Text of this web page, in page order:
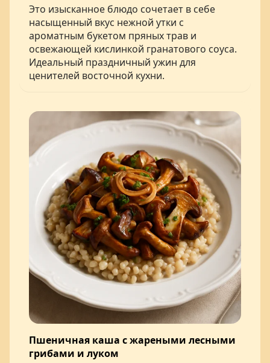
Это изысканное блюдо сочетает в себе
насыщенный вкус нежной утки с
ароматным букетом пряных трав и
освежающей кислинкой гранатового соуса.
Идеальный праздничный ужин для
ценителей восточной кухни.
Пшеничная каша с жареными лесными
грибами и луком